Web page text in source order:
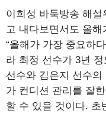
이희성 바둑방송 해
고 내다보면서도 올
“올해가 가장 중요하
라 최정 선수가 3년 정
선수와 김은지 선수
가 컨디션 관리를 잘
할 수 있을 것이다. 초